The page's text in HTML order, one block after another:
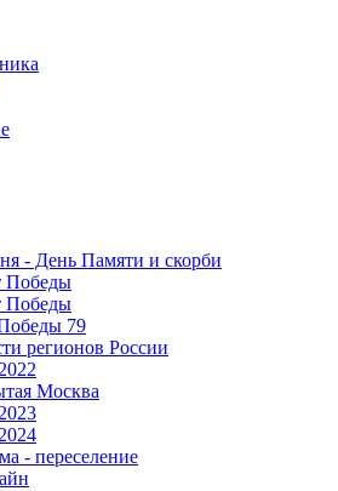
- День Памяти и скорби
Победы
Победы
79
регионов России
Москва
- переселение